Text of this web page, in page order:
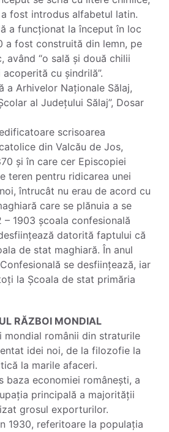
fost introdus alfabetul latin.
a funcționat la început în loc
a fost construită din lemn, pe
având “o sală și două chilii
cu șindrilă”.
a Arhivelor Naționale Sălaj,
al Județului Sălaj”, Dosar
scrisoarea
din Valcău de Jos,
și în care cer Episcopiei
teren pentru ridicarea unei
întrucât nu erau de acord cu
care se plănuia a se
– 1903 școala confesională
datorită faptului că
de stat maghiară. În anul
se desființează, iar
la Școala de stat primăria
RĂZBOI MONDIAL
mondial românii din straturile
idei noi, de la filozofie la
la marile afaceri.
baza economiei românești, a
principală a majorității
grosul exporturilor.
1930, referitoare la populația